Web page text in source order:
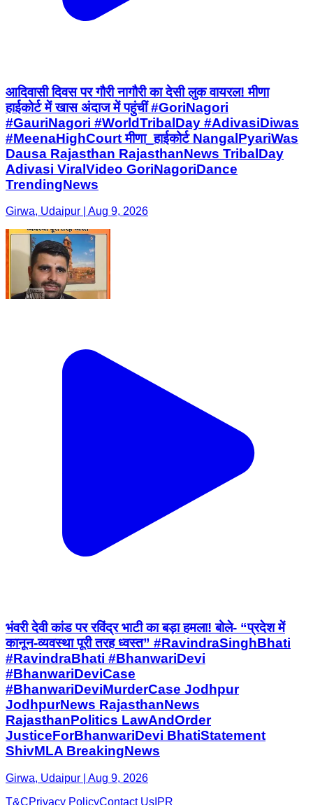
आदिवासी दिवस पर गौरी नागौरी का देसी लुक वायरल! मीणा
हाईकोर्ट में खास अंदाज में पहुंचीं #GoriNagori
#GauriNagori #WorldTribalDay #AdivasiDiwas
#MeenaHighCourt मीणा_हाईकोर्ट NangalPyariWas
Dausa Rajasthan RajasthanNews TribalDay
Adivasi ViralVideo GoriNagoriDance
TrendingNews
Girwa, Udaipur | Aug 9, 2026
भंवरी देवी कांड पर रविंद्र भाटी का बड़ा हमला! बोले- “प्रदेश में
कानून-व्यवस्था पूरी तरह ध्वस्त” #RavindraSinghBhati
#RavindraBhati #BhanwariDevi
#BhanwariDeviCase
#BhanwariDeviMurderCase Jodhpur
JodhpurNews RajasthanNews
RajasthanPolitics LawAndOrder
JusticeForBhanwariDevi BhatiStatement
ShivMLA BreakingNews
Girwa, Udaipur | Aug 9, 2026
T&CPrivacy PolicyContact Us IPR